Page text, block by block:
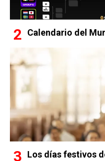
Calendario del
Los días festivos